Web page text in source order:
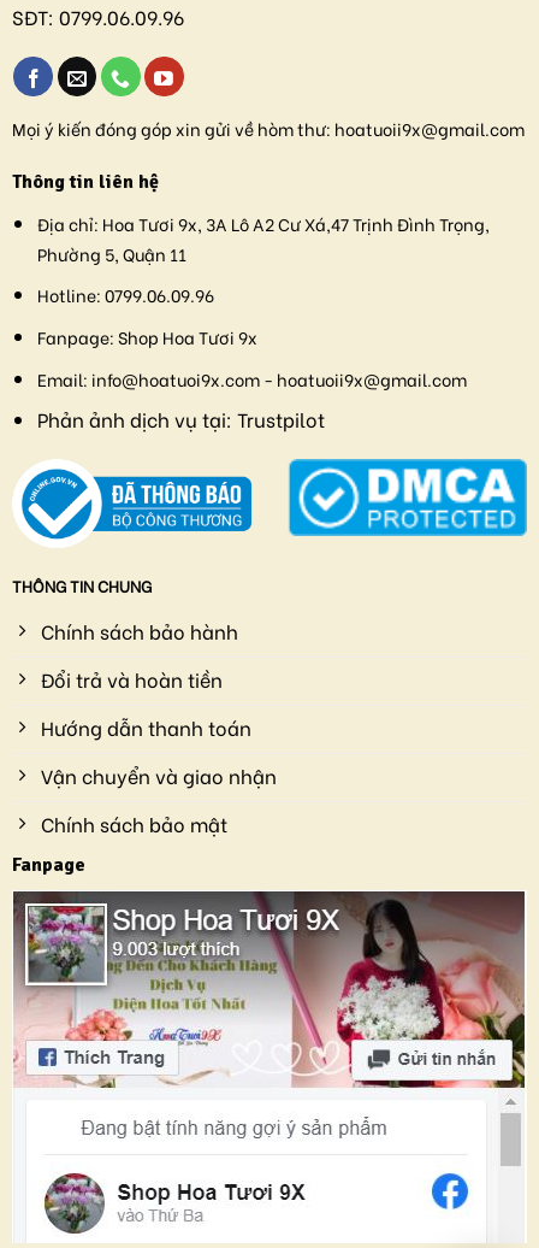
SĐT: 0799.06.09.96
Mọi ý kiến đóng góp xin gửi về hòm thư: hoatuoii9x@gmail.com
Thông tin liên hệ
Địa chỉ: Hoa Tươi 9x, 3A Lô A2 Cư Xá,47 Trịnh Đình Trọng,
Phường 5, Quận 11
Hotline:0799.06.09.96
Fanpage:Shop Hoa Tươi 9x
Email: info@hoatuoi9x.com - hoatuoii9x@gmail.com
Phản ảnh dịch vụ tại: Trustpilot
THÔNG TIN CHUNG
Chính sách bảo hành
Đổi trả và hoàn tiền
Hướng dẫn thanh toán
Vận chuyển và giao nhận
Chính sách bảo mật
Fanpage